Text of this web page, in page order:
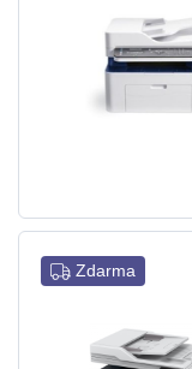
Zdarma